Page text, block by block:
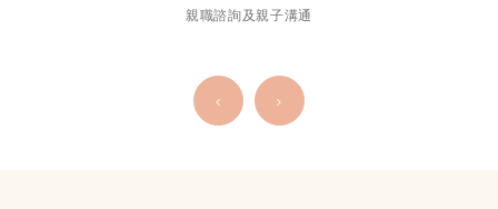
親職諮詢及親子溝通